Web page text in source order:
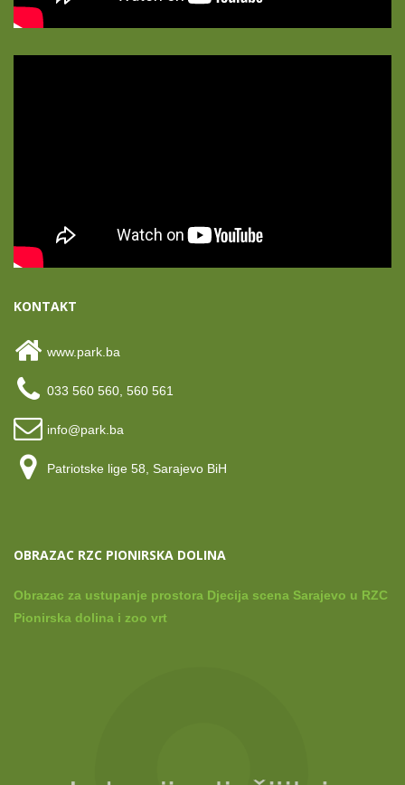
KONTAKT
www.park.ba
033 560 560, 560 561
info@park.ba
Patriotske lige 58, Sarajevo BiH
OBRAZAC RZC PIONIRSKA DOLINA
Obrazac za ustupanje prostora Djecija scena Sarajevo u RZC
Pionirska dolina i zoo vrt